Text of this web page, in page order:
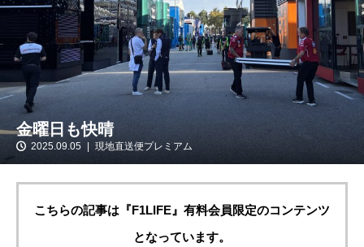
金曜日も快晴
2025.09.05 現地直送便プレミアム
こちらの記事は『F1LIFE』有料会員限定のコンテンツ
となっています。